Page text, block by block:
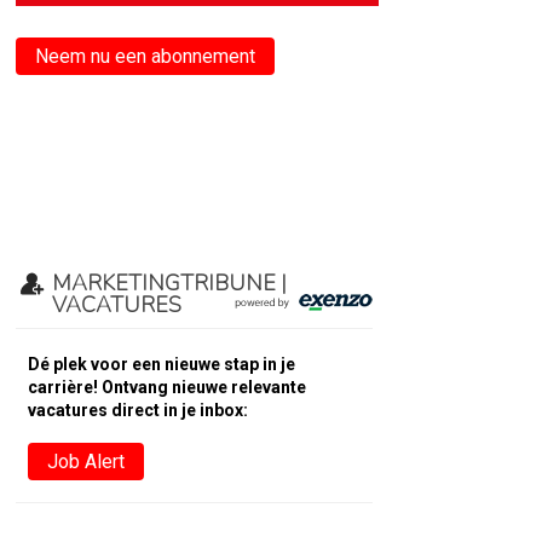
Neem nu een abonnement
MARKETINGTRIBUNE |
VACATURES
Dé plek voor een nieuwe stap in je
carrière! Ontvang nieuwe relevante
vacatures direct in je inbox:
Job Alert